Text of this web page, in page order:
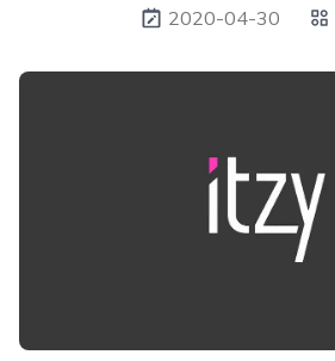
2020-04-30